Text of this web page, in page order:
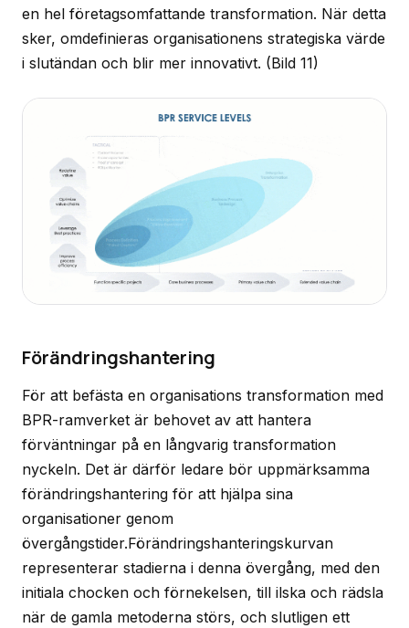
en hel företagsomfattande transformation. När detta
sker, omdefinieras organisationens strategiska värde
i slutändan och blir mer innovativt. (Bild 11)
Förändringshantering
För att befästa en organisations transformation med
BPR-ramverket är behovet av att hantera
förväntningar på en långvarig transformation
nyckeln. Det är därför ledare bör uppmärksamma
förändringshantering för att hjälpa sina
organisationer genom
övergångstider.Förändringshanteringskurvan
representerar stadierna i denna övergång, med den
initiala chocken och förnekelsen, till ilska och rädsla
när de gamla metoderna störs, och slutligen ett